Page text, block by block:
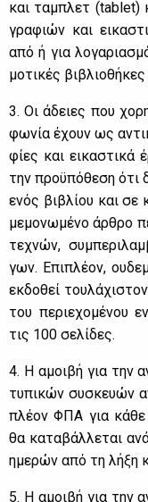
και τα­μπλετ
γρα­φιών και
από ή για
μο­τι­κές
3. Οι άδειες που
φω­νία έχουν ως
φί­ες και
την προ­ϋ­πό­θε­ση ότι
ενός βι­βλί­ου και
με­μο­νω­μέ­νο άρ­θρο
τε­χνών,
γων. Επι­πλέ­ον,
εκ­δο­θεί
του πε­ριε­χο­μέ­νου
τις 100 σε­λί­δες.
4. Η αμοι­βή για
τυ­πι­κών συ­σκευών
πλέ­ον ΦΠΑ για κά­θε
θα κα­τα­βάλ­λε­ται
ημε­ρών από τη λή­ξη
5. Η αμοι­βή για